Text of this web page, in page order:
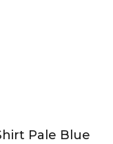
Pale Blue